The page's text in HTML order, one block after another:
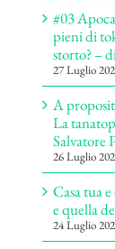
#03
pieni di
storto? –
27 Luglio
A
La
Salvatore
26 Luglio
Casa tua
e quella
24 Luglio